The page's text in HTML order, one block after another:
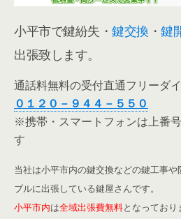
小平市で鍵紛失・鍵交換 ・鍵
出張致します。
通話料無料の受付直通フリーダ
０１２０－９４４－５５０
※携帯・スマートフォンは上番
す
当社は小平市内の鍵交換などの鍵工事
ブルに出張している鍵屋さんです。
小平市内は全域出張費無料となってお